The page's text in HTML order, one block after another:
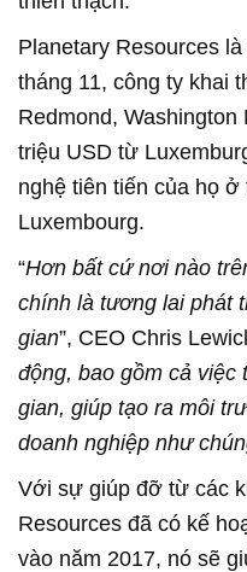
Planetary Resources
tháng 11, công ty khai
Redmond,
triệu USD từ
nghệ tiên tiến của họ
Luxembourg.
“Hơn bất cứ nơi nào
chính là tương lai phát
gian”, CEO Chris
động, bao gồm cả việc
gian, giúp tạo ra môi
doanh nghiệp như
Với sự giúp đỡ từ các
Resources đã có kế
vào năm 2017, nó sẽ